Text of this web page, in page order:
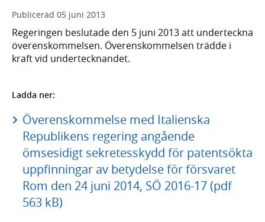
Publicerad 05 juni 2013
Regeringen beslutade den 5 juni 2013 att underteckna
överenskommelsen. Överenskommelsen trädde i
kraft vid undertecknandet.
Ladda ner:
Överenskommelse med Italienska
Republikens regering angående
ömsesidigt sekretesskydd för patentsökta
uppfinningar av betydelse för försvaret
Rom den 24 juni 2014, SÖ 2016-17 (pdf
563 kB)